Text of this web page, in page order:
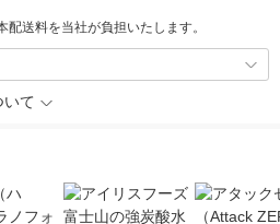
送料を当社が負担いたします。
いて